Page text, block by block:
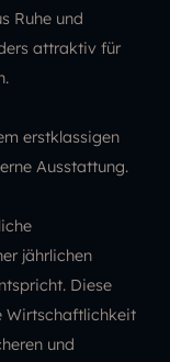
Ruhe und
attraktiv für
erstklassigen
Ausstattung.
jährlichen
Diese
Wirtschaftlichkeit
und